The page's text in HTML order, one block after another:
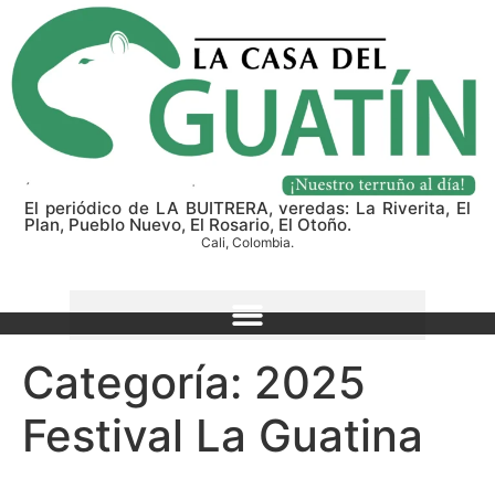
El periódico de LA BUITRERA, veredas: La Riverita, El
Plan, Pueblo Nuevo, El Rosario, El Otoño.
Cali, Colombia.
Categoría: 2025
Festival La Guatina